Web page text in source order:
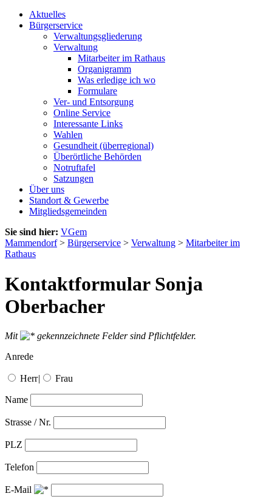
Aktuelles
Bürgerservice
Verwaltungsgliederung
Verwaltung
Mitarbeiter im Rathaus
Organigramm
Was erledige ich wo
Formulare
Ver- und Entsorgung
Online Service
Interessante Links
Wahlen
Gesundheit (überregional)
Überörtliche Behörden
Notruftafel
Satzungen
Über uns
Standort & Gewerbe
Mitgliedsgemeinden
Sie sind hier: VGem
Mammendorf> Bürgerservice > Verwaltung > Mitarbeiter im
Rathaus
Kontaktformular Sonja
Oberbacher
Mit
gekennzeichnete Felder sind Pflichtfelder.
Anrede
Herr| Frau
Name
Strasse / Nr.
PLZ
Telefon
E-Mail